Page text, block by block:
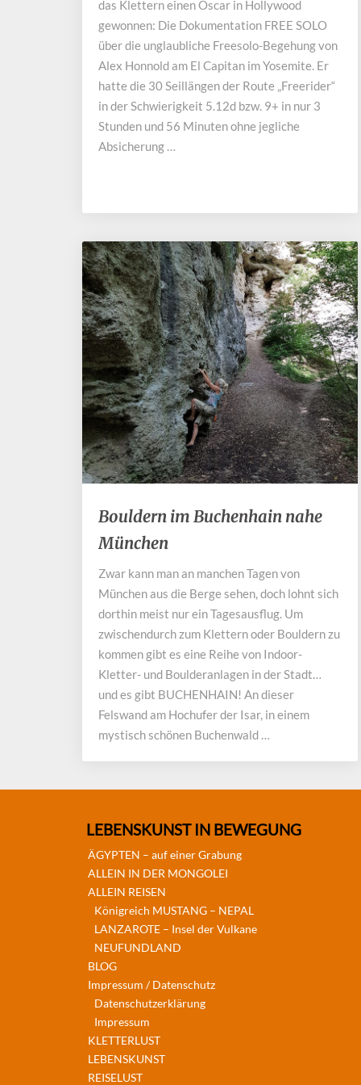
das Klettern einen Oscar in Hollywood
gewonnen: Die Dokumentation FREE SOLO
über die unglaubliche Freesolo-Begehung von
Alex Honnold am El Capitan im Yosemite. Er
hatte die 30 Seillängen der Route „Freerider“
in der Schwierigkeit 5.12d bzw. 9+ in nur 3
Stunden und 56 Minuten ohne jegliche
Absicherung …
Bouldern
im
Buchenhain
München
Bouldern im Buchenhain nahe
München
Zwar kann man an manchen Tagen von
München aus die Berge sehen, doch lohnt sich
dorthin meist nur ein Tagesausflug. Um
zwischendurch zum Klettern oder Bouldern zu
kommen gibt es eine Reihe von Indoor-
Kletter- und Boulderanlagen in der Stadt…
und es gibt BUCHENHAIN! An dieser
Felswand am Hochufer der Isar, in einem
mystisch schönen Buchenwald …
LEBENSKUNST IN BEWEGUNG
ÄGYPTEN – auf einer Grabung
ALLEIN IN DER MONGOLEI
ALLEIN REISEN
Königreich MUSTANG – NEPAL
LANZAROTE – Insel der Vulkane
NEUFUNDLAND
BLOG
Impressum / Datenschutz
Datenschutzerklärung
Impressum
KLETTERLUST
LEBENSKUNST
REISELUST